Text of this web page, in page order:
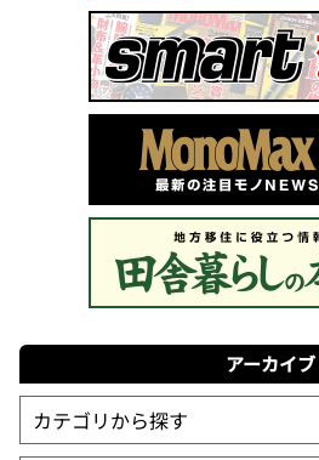
アーカイブ